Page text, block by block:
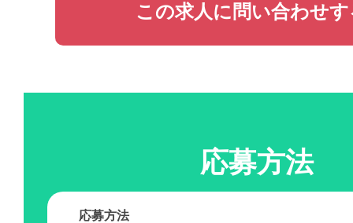
この求人に問い合わせ
応募方法
応募方法